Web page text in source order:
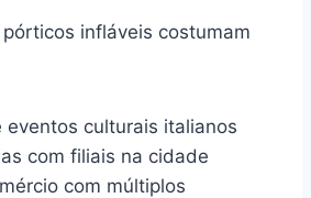
infláveis costumam
eventos culturais italianos
com filiais na cidade
com múltiplos